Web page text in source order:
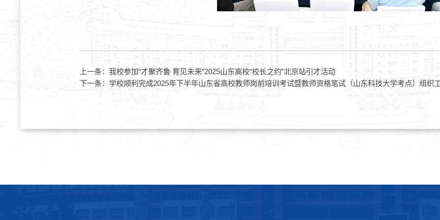
上一条： 我校参加“才聚齐鲁 育见未来”2025山东高校“校长之约”北京站引才活动
下一条： 学校顺利完成2025年下半年山东省高校教师岗前培训考试暨教师资格笔试（山东科技大学考点）组织